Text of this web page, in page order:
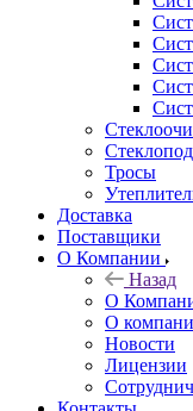
Тросы
Доставка
Поставщики
О Компании
Назад
О
О
Новости
Лицензии